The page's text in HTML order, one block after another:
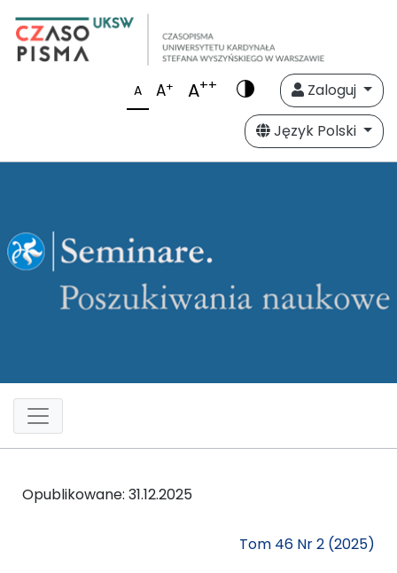
A A+ A++
Zaloguj
Język Polski
Opublikowane: 31.12.2025
Tom 46 Nr 2 (2025)